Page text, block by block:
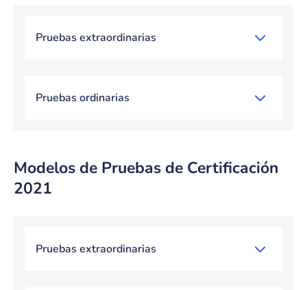
Pruebas extraordinarias
Pruebas ordinarias
Modelos de Pruebas de Certificación
2021
Pruebas extraordinarias